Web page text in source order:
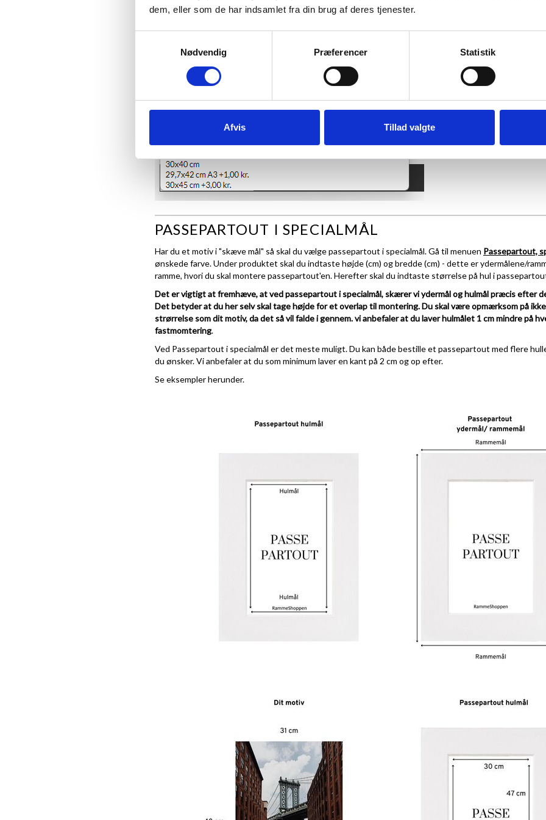
dem, eller som de har indsamlet fra din brug af deres tjenester.
Nødvendig
Præferencer Statistik
Afvis Tillad valgte
plakat faktisk være 20x28,7 cm.
PASSEPARTOUT I SPECIALMÅL
Har du et motiv i "skæve mål" så skal du vælge passepartout i specialmål. Gå til menuen Passepartout,
ønskede farve. Under produktet skal du indtaste højde (cm) og bredde (cm) - dette er ydermålene/
ramme, hvori du skal montere passepartout'en. Herefter skal du indtaste størrelse på hul i
Det er vigtigt at fremhæve, at ved passepartout i specialmål, skærer vi ydermål og hulmål præcis efter
Det betyder at du her selv skal tage højde for et overlap til montering. Du skal være opmærksom på
strørrelse som dit motiv, da det så vil falde i gennem. vi anbefaler at du laver hulmålet 1 cm mindre på
fastmomtering.
Ved Passepartout i specialmål er det meste muligt. Du kan både bestille et passepartout med flere
du ønsker. Vi anbefaler at du som minimum laver en kant på 2 cm og op efter.
Se eksempler herunder.